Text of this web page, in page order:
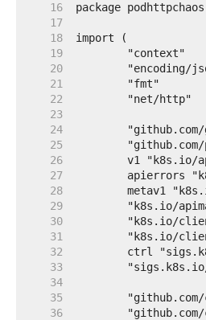
    16
    17
    18
    19
    20
    21
    22
    23
    24
    25
    26
    27
    28
    29
    30
    31
    32
    33
    34
    35
    36